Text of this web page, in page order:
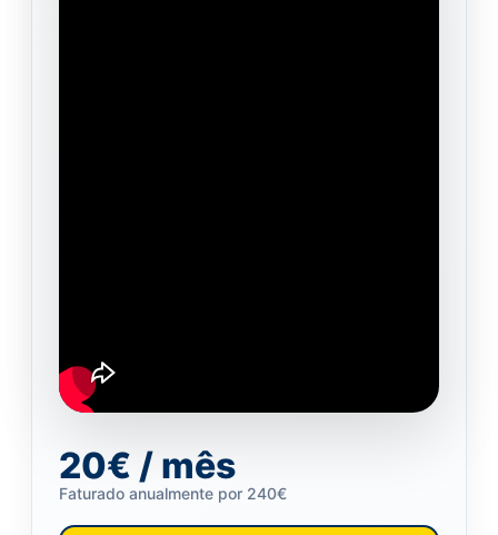
20€ / mês
Faturado anualmente por 240€